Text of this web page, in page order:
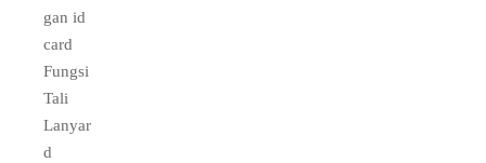
gan id
card
Fungsi
Tali
Lanyar
d